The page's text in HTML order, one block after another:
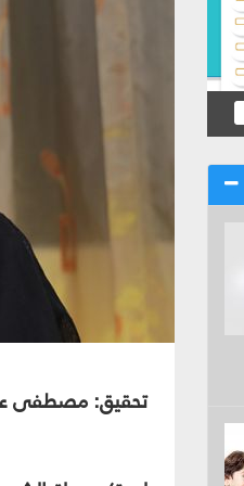
تحقيق: مصطفى